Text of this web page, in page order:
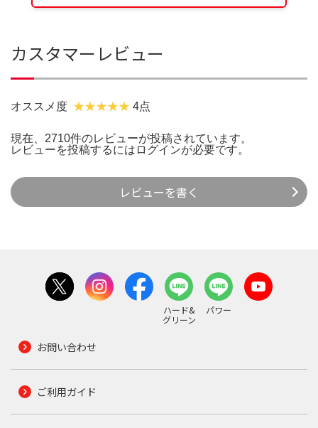
カスタマーレビュー
オススメ度 4点
現在、2710件のレビューが投稿されています。
レビューを投稿するには ログインが必要です。
レビューを書く
ハード&
グリーン
パワー
お問い合わせ
ご利用ガイド